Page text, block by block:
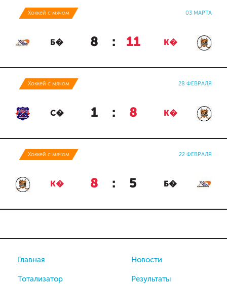
Хоккей с мячом 03 МАРТА
Б� 8 : 11 К�
Хоккей с мячом 28 ФЕВРАЛЯ
С� 1 : 8 К�
Хоккей с мячом 22 ФЕВРАЛЯ
К� 8 : 5 Б�
Главная
Тотализатор
Новости
Результаты